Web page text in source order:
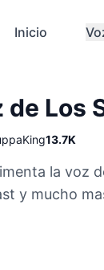
Inicio
de Los
13.7K
la voz
y mucho